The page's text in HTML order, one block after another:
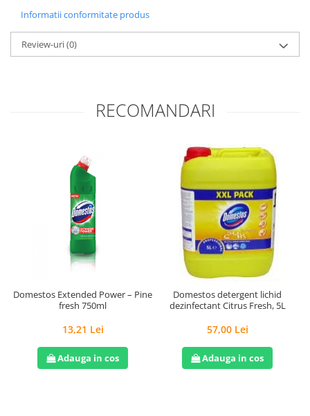
Informatii conformitate produs
Review-uri(0)
RECOMANDARI
Domestos Extended Power – Pine
fresh 750ml
13,21 Lei
Adauga in cos
Domestos detergent lichid
dezinfectant Citrus Fresh, 5L
57,00 Lei
Adauga in cos